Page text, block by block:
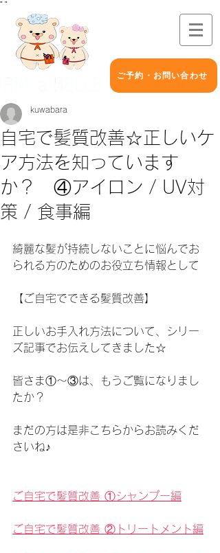
" "
ご予約・お問い合わせ
自宅で髪質改善☆正しいケ
ア方法を知っています
か？ ④アイロン / UV対
策 / 食事編
kuwabara
綺麗な髪が持続しないことに悩んでお
られる方のためのお役立ち情報として
【ご自宅でできる髪質改善】
正しいお手入れ方法について、シリー
ズ記事でお伝えしてきました☆
皆さま①〜③は、もうご覧になりまし
たか？
まだの方は是非こちらからお読みくだ
さいね♪
ご自宅で髪質改善 ①シャンプー編
ご自宅で髪質改善 ②トリートメント編